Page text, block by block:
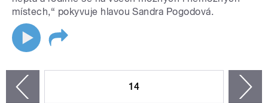
místech,“ pokyvuje hlavou Sandra Pogodová.
14